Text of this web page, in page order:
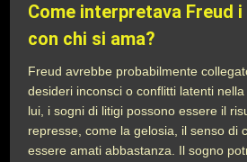
Come interpretava Freud
con chi si ama?
Freud avrebbe probabilmente
desideri inconsci o conflitti latenti
lui, i sogni di litigi possono essere il
represse, come la gelosia, il senso di
essere amati abbastanza. Il sogno